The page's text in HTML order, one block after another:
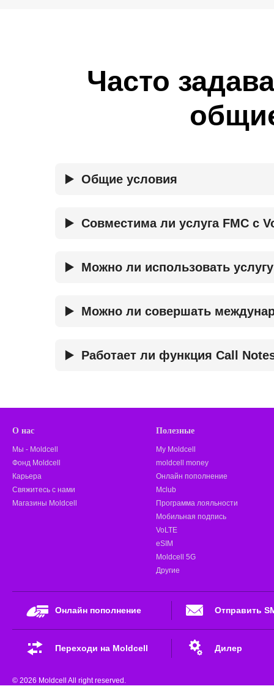
Часто
Общие условия
Совместима ли услуга FMC с
Можно ли использовать
Можно ли совершать
Работает ли функция Call
О нас
Мы - Moldcell
Фонд Moldcell
Карьера
Свяжитесь с нами
Магазины Moldcell
Полезные
My Moldcell
moldcell money
Онлайн пополнение
Mclub
Программа лояльности
Мобильная подпись
VoLTE
eSIM
Moldcell 5G
Другие
Онлайн пополнение Отправить
Переходи на Moldcell Дилер
© 2026 Moldcell All right reserved.